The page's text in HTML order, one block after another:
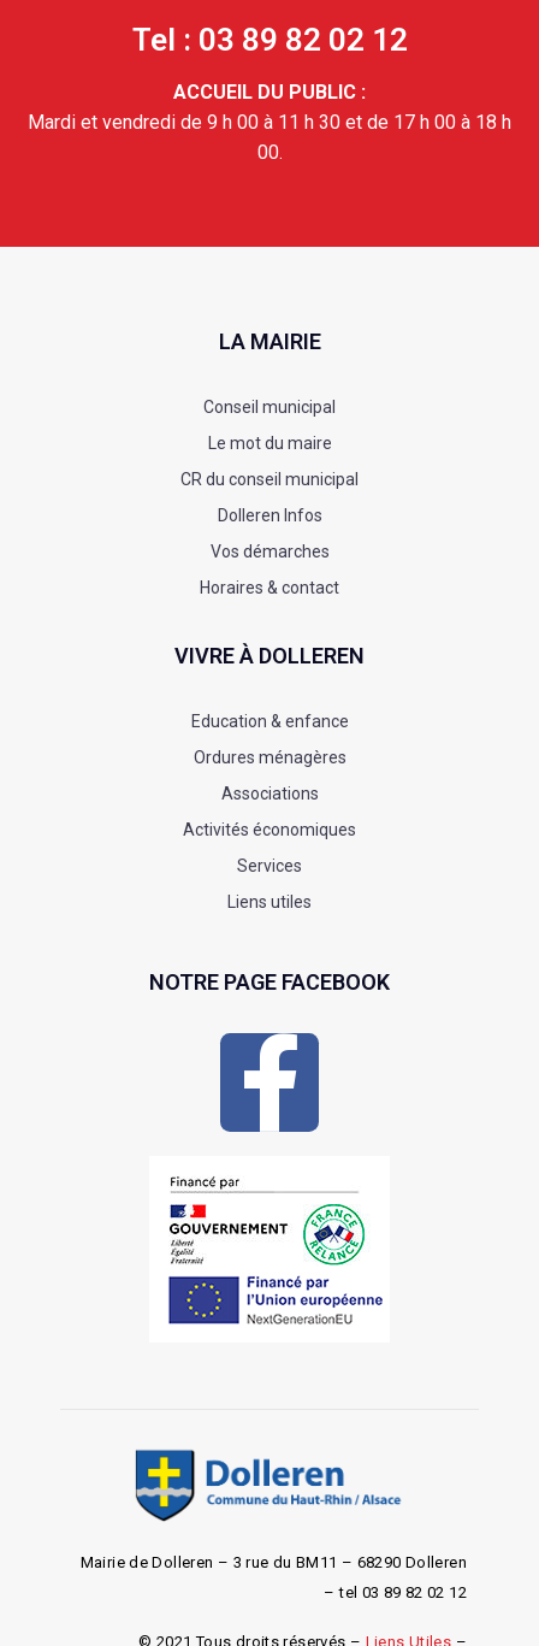
Tel : 03 89 82 02 12
ACCUEIL DU PUBLIC :
Mardi et vendredi de 9 h 00 à 11 h 30 et de 17 h 00 à 18 h
00.
LA MAIRIE
Conseil municipal
Le mot du maire
CR du conseil municipal
Dolleren Infos
Vos démarches
Horaires & contact
VIVRE À DOLLEREN
Education & enfance
Ordures ménagères
Associations
Activités économiques
Services
Liens utiles
NOTRE PAGE FACEBOOK
Mairie de Dolleren – 3 rue du BM11 – 68290 Dolleren
– tel 03 89 82 02 12
© 2021 Tous droits réservés – Liens Utiles –